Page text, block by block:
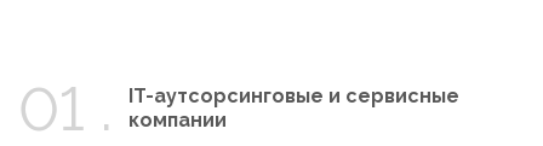
01 .
IT-аутсорсинговые и сервисные
компании